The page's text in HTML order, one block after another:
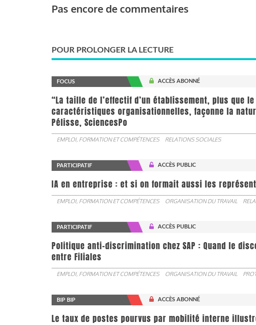
Pas encore de commentaires
POUR PROLONGER LA LECTURE
FOCUS ACCÈS ABONNÉ
“La taille de l’effectif d’un établissement, plus que
caractéristiques organisationnelles, façonne la
Pélisse, SciencesPo
EMPLOI, FORMATION ET COMPÉTENCES RELATIONS SOCIALES
PARTICIPATIF ACCÈS PUBLIC
IA en entreprise : et si on formait aussi les
EMPLOI, FORMATION ET COMPÉTENCES ORGANISATION DU TRAVAIL
PARTICIPATIF ACCÈS PUBLIC
Politique anti-discrimination chez SAP : Quand le
entre Filiales
EMPLOI, FORMATION ET COMPÉTENCES ORGANISATION DU TRAVAIL
BIP BIP ACCÈS ABONNÉ
Le taux de postes pourvus par mobilité interne